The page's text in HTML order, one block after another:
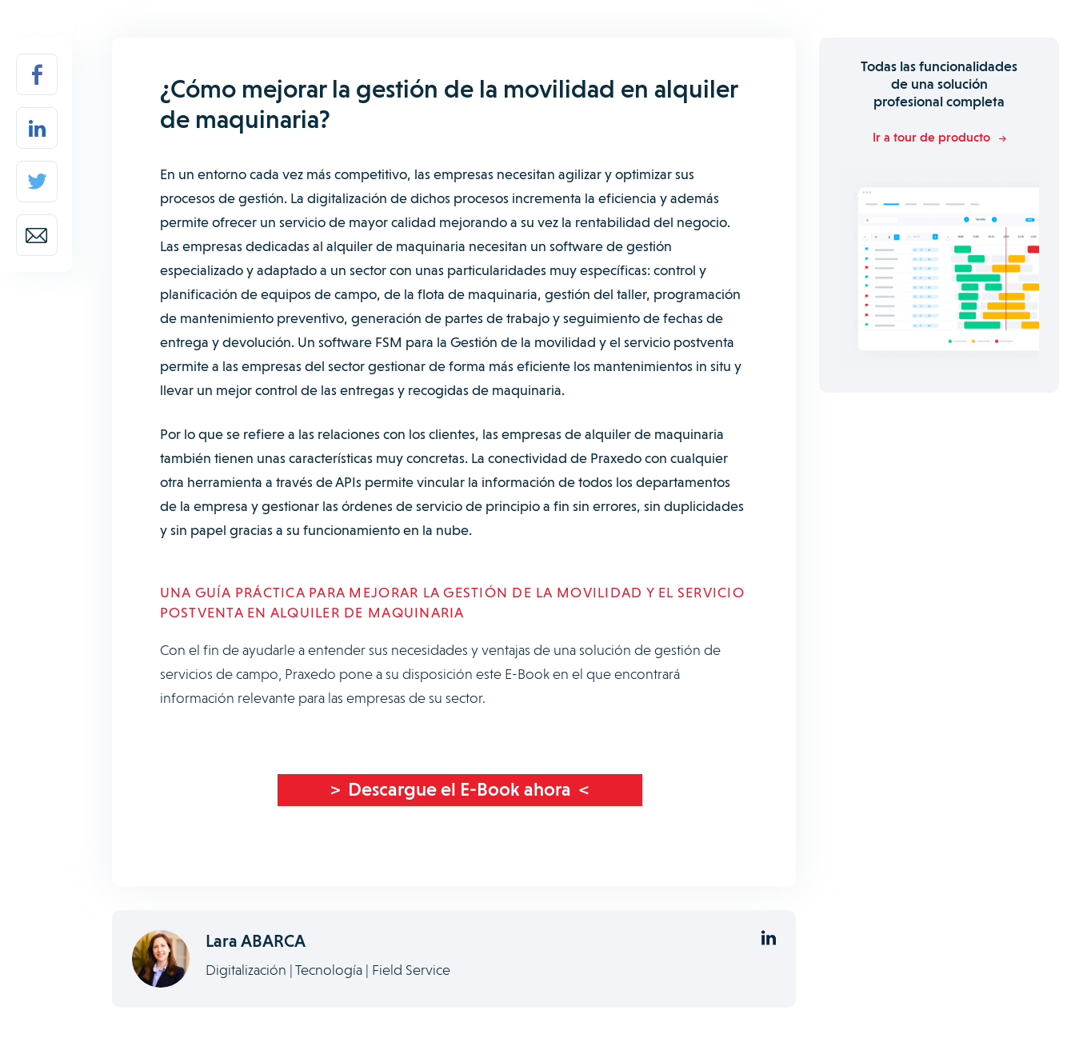
¿Cómo mejorar la gestión de la movilidad en alquiler
de maquinaria?
En un entorno cada vez más competitivo, las empresas necesitan agilizar y optimizar sus
procesos de gestión. La digitalización de dichos procesos incrementa la eficiencia y además
permite ofrecer un servicio de mayor calidad mejorando a su vez la rentabilidad del negocio.
Las empresas dedicadas al alquiler de maquinaria necesitan un software de gestión
especializado y adaptado a un sector con unas particularidades muy específicas: control y
planificación de equipos de campo, de la flota de maquinaria, gestión del taller, programación
de mantenimiento preventivo, generación de partes de trabajo y seguimiento de fechas de
entrega y devolución. Un software FSM para la Gestión de la movilidad y el servicio postventa
permite a las empresas del sector gestionar de forma más eficiente los mantenimientos in situ y
llevar un mejor control de las entregas y recogidas de maquinaria.
Por lo que se refiere a las relaciones con los clientes, las empresas de alquiler de maquinaria
también tienen unas características muy concretas. La conectividad de Praxedo con cualquier
otra herramienta a través de APIs permite vincular la información de todos los departamentos
de la empresa y gestionar las órdenes de servicio de principio a fin sin errores, sin duplicidades
y sin papel gracias a su funcionamiento en la nube.
UNA GUÍA PRÁCTICA PARA MEJORAR LA GESTIÓN DE LA MOVILIDAD Y EL SERVICIO
POSTVENTA EN ALQUILER DE MAQUINARIA
Con el fin de ayudarle a entender sus necesidades y ventajas de una solución de gestión de
servicios de campo, Praxedo pone a su disposición este E-Book en el que encontrará
información relevante para las empresas de su sector.
> Descargue el E-Book ahora <
Lara ABARCA
Digitalización | Tecnología | Field Service
Todas las funcionalidades
de una solución
profesional completa
Ir a tour de producto